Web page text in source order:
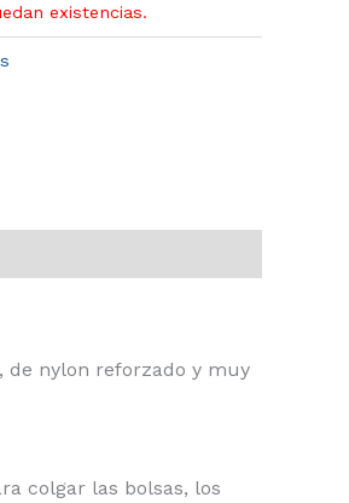
existencias.
de nylon reforzado y muy
colgar las bolsas, los